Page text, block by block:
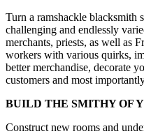
Turn a ramshackle blacksmith
challenging and endlessly
merchants, priests, as well as
workers with various quirks,
better merchandise, decorate
customers and most
BUILD THE SMITHY OF
Construct new rooms and